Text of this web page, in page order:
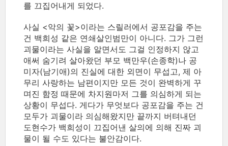
를 끄집어내게 되었다.
사실 <악의 꽃>이라는 스릴러에서 공포감을 주는
건 백희성 같은 연쇄살인범만이 아니다. 그가 그런
괴물이라는 사실을 알면서도 그걸 인정하지 않고
애써 숨기려 살아왔던 부모 백만우(손종학)나 공
미자(남기애)의 진실에 대한 외면이 무섭고, 제 아
무리 사랑하는 남편이지만 모든 것이 완벽하게 꾸
며진 함정 때문에 차지원마저 그를 의심하게 되는
상황이 무섭다. 게다가 무엇보다 공포감을 주는 건
모두가 괴물이라 의심해왔지만 끝까지 버텨내던
도현수가 백희성이 끄집어낸 살의에 의해 진짜 괴
물이 될 수도 있다는 불안감이다.